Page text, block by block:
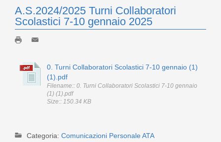
A.S.2024/2025 Turni Collaboratori
Scolastici 7-10 gennaio 2025
0. Turni Collaboratori Scolastici 7-10 gennaio (1)
(1).pdf
Filename:: 0. Turni Collaboratori Scolastici 7-10 gennaio
(1) (1).pdf
Size:: 150.34 KB
Categoria: Comunicazioni Personale ATA